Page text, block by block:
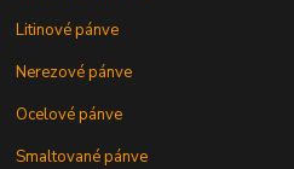
Litinové pánve
Nerezové pánve
Ocelové pánve
Smaltované pánve